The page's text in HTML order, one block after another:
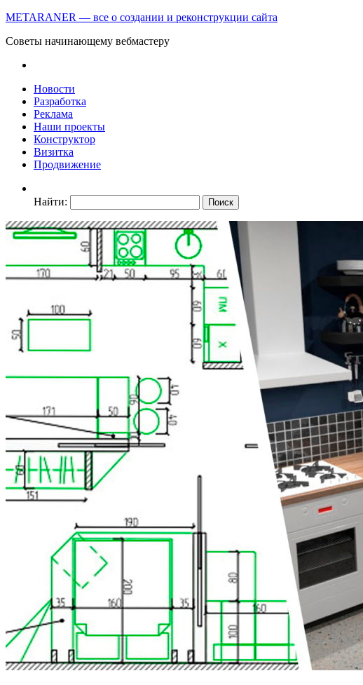
METARANER — все о создании и реконструкции сайта
Советы начинающему вебмастеру
Новости
Разработка
Реклама
Наши проекты
Конструктор
Визитка
Продвижение
Найти: